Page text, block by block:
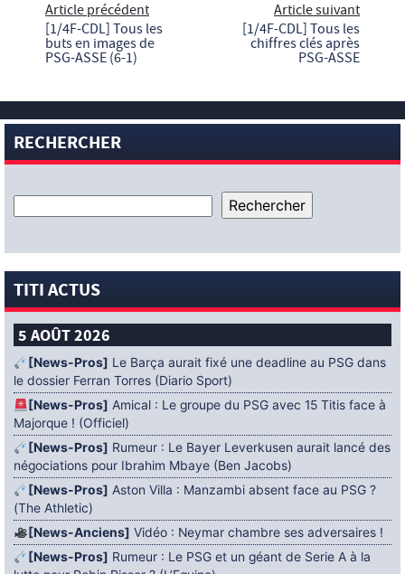
Article précédent
[1/4F-CDL] Tous les
buts en images de
PSG-ASSE (6-1)
Article suivant
[1/4F-CDL] Tous les
chiffres clés après
PSG-ASSE
RECHERCHER
TITI ACTUS
5 AOÛT 2026
[News-Pros] Le Barça aurait fixé une deadline au PSG dans
le dossier Ferran Torres (Diario Sport)
[News-Pros] Amical : Le groupe du PSG avec 15 Titis face à
Majorque ! (Officiel)
[News-Pros] Rumeur : Le Bayer Leverkusen aurait lancé des
négociations pour Ibrahim Mbaye (Ben Jacobs)
[News-Pros] Aston Villa : Manzambi absent face au PSG ?
(The Athletic)
[News-Anciens] Vidéo : Neymar chambre ses adversaires !
[News-Pros] Rumeur : Le PSG et un géant de Serie A à la